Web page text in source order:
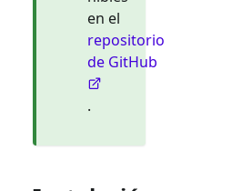
en el
repositorio
de GitHub
.